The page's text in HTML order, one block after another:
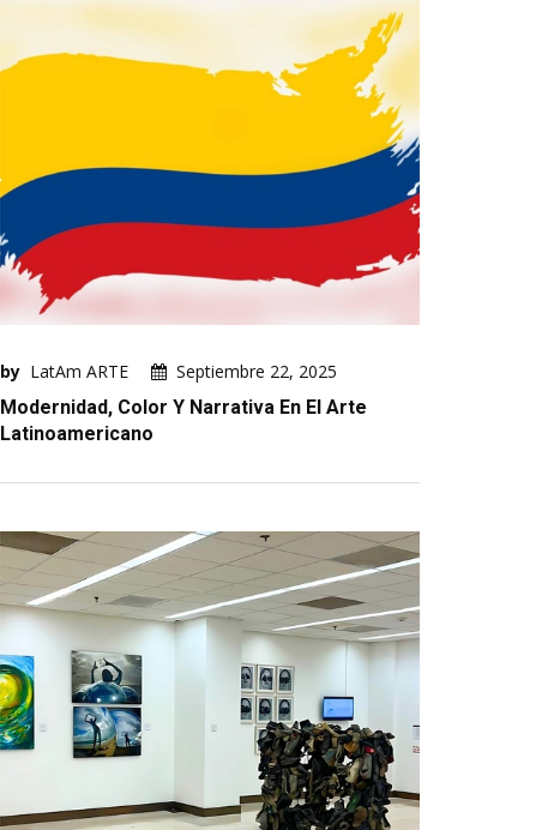
by LatAm ARTE
Septiembre 22, 2025
Modernidad, Color Y Narrativa En El Arte
Latinoamericano